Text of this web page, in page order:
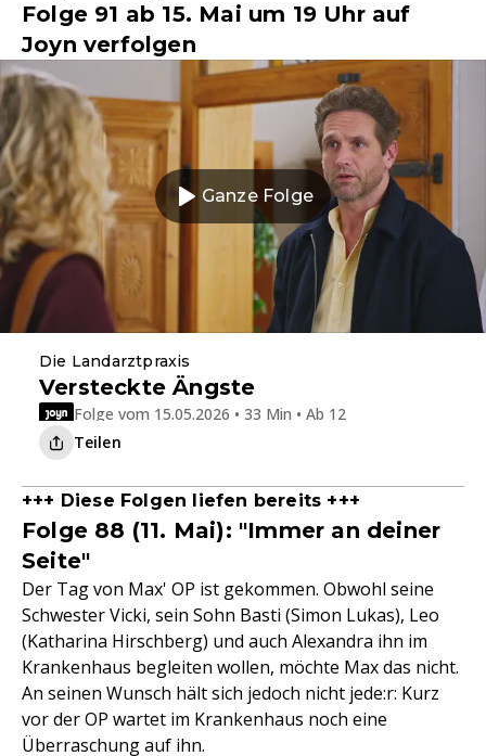
Folge 91 ab 15. Mai um 19 Uhr auf
Joyn verfolgen
Ganze Folge
Die Landarztpraxis
Versteckte Ängste
Folge vom 15.05.2026 • 33 Min • Ab 12
Teilen
+++ Diese Folgen liefen bereits +++
Folge 88 (11. Mai): "Immer an deiner
Seite"
Der Tag von Max' OP ist gekommen. Obwohl seine
Schwester Vicki, sein Sohn Basti (Simon Lukas), Leo
(Katharina Hirschberg) und auch Alexandra ihn im
Krankenhaus begleiten wollen, möchte Max das nicht.
An seinen Wunsch hält sich jedoch nicht jede:r: Kurz
vor der OP wartet im Krankenhaus noch eine
Überraschung auf ihn.